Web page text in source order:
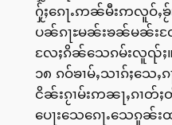
ႁႂ်ႈၵေႃႉဢၼ်မီးဢလူဝ်ႇ
ပၼ်ၵႃႊမၼ်းၶၼ်မၼ်း
လႄႈၵိၼ်သေၵမ်းလူၺ်ႈ။
၁၈ ၵဝ်ၶၢမ်ႇသၢၵ်ႈသေႇ
ငိၼ်းၵႂၢမ်းဢၼႃႇၵၢ
ပေႃးသေၵေႃႉသေၵူၼ်